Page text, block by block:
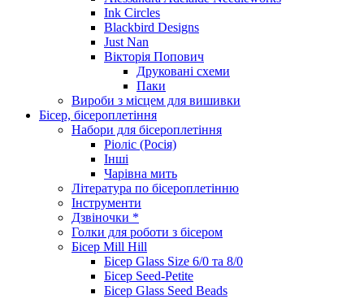
Ink Circles
Blackbird Designs
Just Nan
Вікторія Попович
Друковані схеми
Паки
Вироби з місцем для вишивки
Бісер, бісероплетіння
Набори для бісероплетіння
Ріоліс (Росія)
Інші
Чарівна мить
Література по бісероплетінню
Інструменти
Дзвіночки *
Голки для роботи з бісером
Бісер Mill Hill
Бісер Glass Size 6/0 та 8/0
Бісер Seed-Petite
Бісер Glass Seed Beads